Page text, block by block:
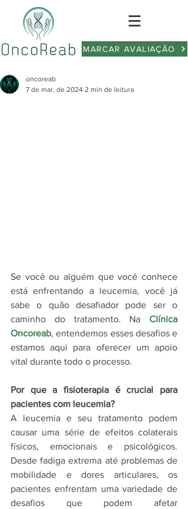
MARCAR AVALIAÇÃO
oncoreab
7 de mar. de 2024 2 min de leitura
Se você ou alguém que você conhece
está enfrentando a leucemia, você já
sabe o quão desafiador pode ser o
caminho do tratamento. Na Clínica
Oncoreab, entendemos esses desafios e
estamos aqui para oferecer um apoio
vital durante todo o processo.
Por que a fisioterapia é crucial para
pacientes com leucemia?
A leucemia e seu tratamento podem
causar uma série de efeitos colaterais
físicos, emocionais e psicológicos.
Desde fadiga extrema até problemas de
mobilidade e dores articulares, os
pacientes enfrentam uma variedade de
desafios que podem afetar